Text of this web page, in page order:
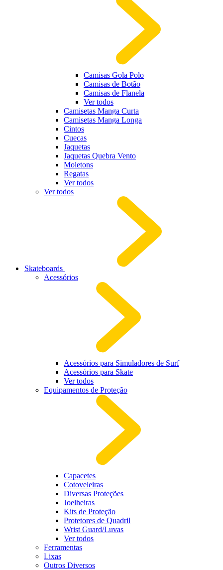
Camisas Gola Polo
Camisas de Botão
Camisas de Flanela
Ver todos
Camisetas Manga Curta
Camisetas Manga Longa
Cintos
Cuecas
Jaquetas
Jaquetas Quebra Vento
Moletons
Regatas
Ver todos
Ver todos
Skateboards
Acessórios
Acessórios para Simuladores de Surf
Acessórios para Skate
Ver todos
Equipamentos de Proteção
Capacetes
Cotoveleiras
Diversas Proteções
Joelheiras
Kits de Proteção
Protetores de Quadril
Wrist Guard/Luvas
Ver todos
Ferramentas
Lixas
Outros Diversos